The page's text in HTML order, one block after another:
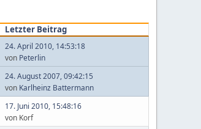
Letzter Beitrag
24. April 2010, 14:53:18
von Peterlin
24. August 2007, 09:42:15
von Karlheinz Battermann
17. Juni 2010, 15:48:16
von Korf